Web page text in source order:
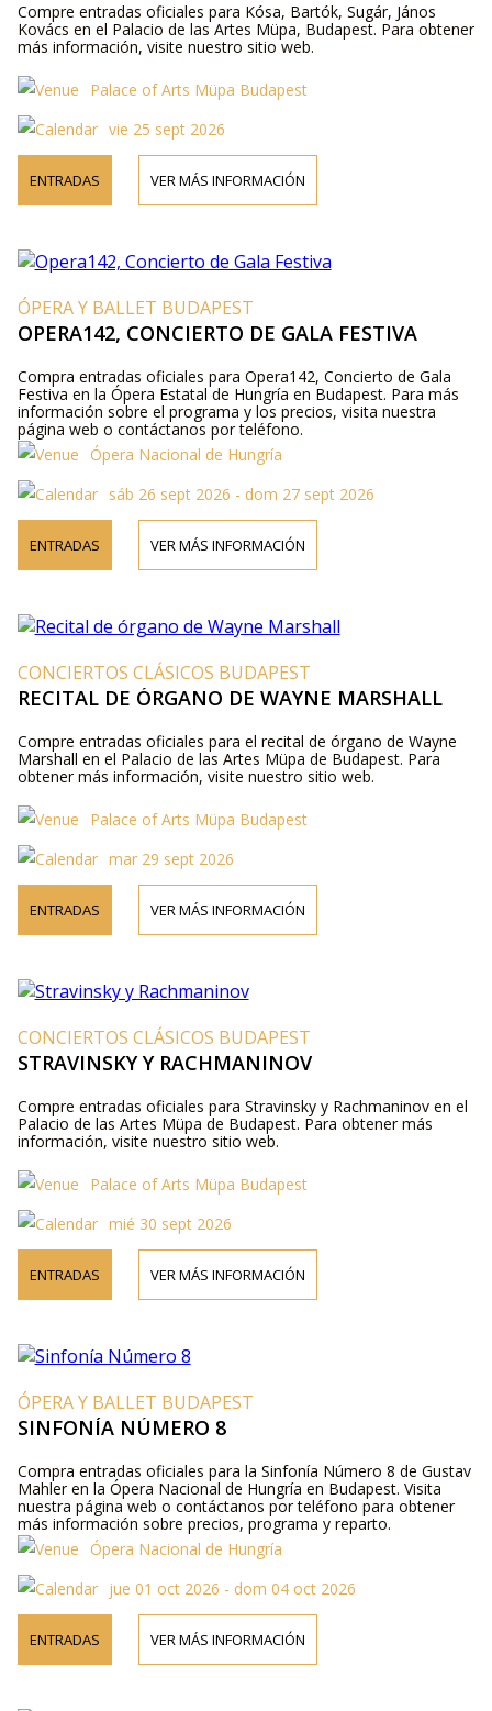
Compre entradas oficiales para Kósa, Bartók, Sugár, János
Kovács en el Palacio de las Artes Müpa, Budapest. Para obtener
más información, visite nuestro sitio web.
Palace of Arts Müpa Budapest
vie 25 sept 2026
ENTRADAS VER MÁS INFORMACIÓN
ÓPERA Y BALLET BUDAPEST
OPERA142, CONCIERTO DE GALA FESTIVA
Compra entradas oficiales para Opera142, Concierto de Gala
Festiva en la Ópera Estatal de Hungría en Budapest. Para más
información sobre el programa y los precios, visita nuestra
página web o contáctanos por teléfono.
Ópera Nacional de Hungría
sáb 26 sept 2026 - dom 27 sept 2026
ENTRADAS VER MÁS INFORMACIÓN
CONCIERTOS CLÁSICOS BUDAPEST
RECITAL DE ÓRGANO DE WAYNE MARSHALL
Compre entradas oficiales para el recital de órgano de Wayne
Marshall en el Palacio de las Artes Müpa de Budapest. Para
obtener más información, visite nuestro sitio web.
Palace of Arts Müpa Budapest
mar 29 sept 2026
ENTRADAS VER MÁS INFORMACIÓN
CONCIERTOS CLÁSICOS BUDAPEST
STRAVINSKY Y RACHMANINOV
Compre entradas oficiales para Stravinsky y Rachmaninov en el
Palacio de las Artes Müpa de Budapest. Para obtener más
información, visite nuestro sitio web.
Palace of Arts Müpa Budapest
mié 30 sept 2026
ENTRADAS VER MÁS INFORMACIÓN
ÓPERA Y BALLET BUDAPEST
SINFONÍA NÚMERO 8
Compra entradas oficiales para la Sinfonía Número 8 de Gustav
Mahler en la Ópera Nacional de Hungría en Budapest. Visita
nuestra página web o contáctanos por teléfono para obtener
más información sobre precios, programa y reparto.
Ópera Nacional de Hungría
jue 01 oct 2026 - dom 04 oct 2026
ENTRADAS VER MÁS INFORMACIÓN